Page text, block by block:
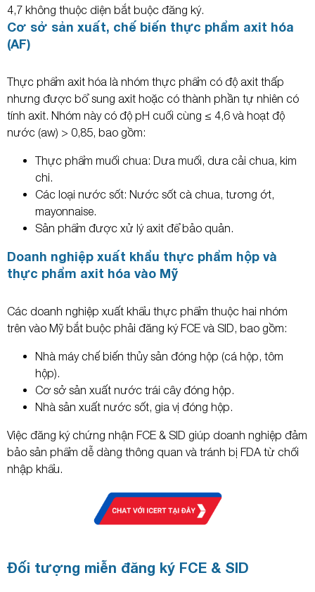
4,7 không thuộc diện bắt buộc đăng ký.
Cơ sở sản xuất, chế biến thực phẩm axit hóa
(AF)
Thực phẩm axit hóa là nhóm thực phẩm có độ axit thấp
nhưng được bổ sung axit hoặc có thành phần tự nhiên có
tính axit. Nhóm này có độ pH cuối cùng ≤ 4,6 và hoạt độ
nước (aw) > 0,85, bao gồm:
Thực phẩm muối chua: Dưa muối, dưa cải chua, kim
chi.
Các loại nước sốt: Nước sốt cà chua, tương ớt,
mayonnaise.
Sản phẩm được xử lý axit để bảo quản.
Doanh nghiệp xuất khẩu thực phẩm hộp và
thực phẩm axit hóa vào Mỹ
Các doanh nghiệp xuất khẩu thực phẩm thuộc hai nhóm
trên vào Mỹ bắt buộc phải đăng ký FCE và SID, bao gồm:
Nhà máy chế biến thủy sản đóng hộp (cá hộp, tôm
hộp).
Cơ sở sản xuất nước trái cây đóng hộp.
Nhà sản xuất nước sốt, gia vị đóng hộp.
Việc đăng ký chứng nhận FCE & SID giúp doanh nghiệp đảm
bảo sản phẩm dễ dàng thông quan và tránh bị FDA từ chối
nhập khẩu.
Đối tượng miễn đăng ký FCE & SID